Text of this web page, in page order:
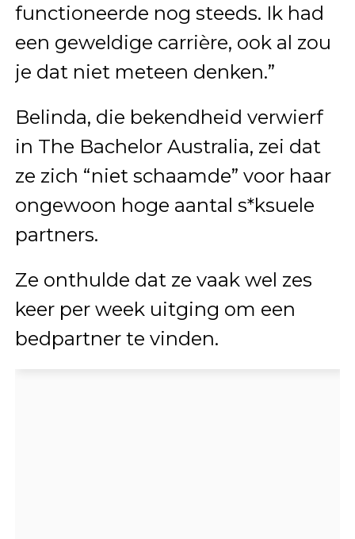
functioneerde nog steeds. Ik had
een geweldige carrière, ook al zou
je dat niet meteen denken.”
Belinda, die bekendheid verwierf
in The Bachelor Australia, zei dat
ze zich “niet schaamde” voor haar
ongewoon hoge aantal s*ksuele
partners.
Ze onthulde dat ze vaak wel zes
keer per week uitging om een
bedpartner te vinden.